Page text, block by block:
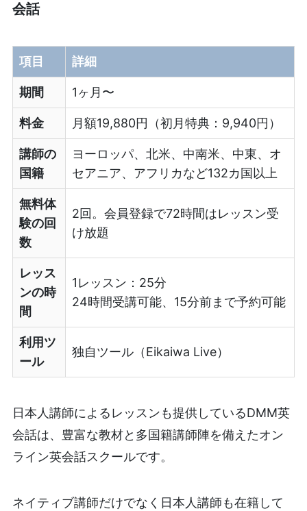
会話
項目 詳細
期間 1ヶ月〜
料金 月額19,880円（初月特典：9,940円）
講師の
国籍
ヨーロッパ、北米、中南米、中東、オ
セアニア、アフリカなど132カ国以上
無料体
験の回
数
2回。会員登録で72時間はレッスン受
け放題
レッス
ンの時
間
1レッスン：25分
24時間受講可能、15分前まで予約可能
利用ツ
ール
独自ツール（Eikaiwa Live）
日本人講師によるレッスンも提供しているDMM英
会話は、豊富な教材と多国籍講師陣を備えたオン
ライン英会話スクールです。
ネイティブ講師だけでなく日本人講師も在籍して